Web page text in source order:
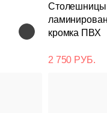
Столешницы
кромка ПВХ
2 750 РУБ.